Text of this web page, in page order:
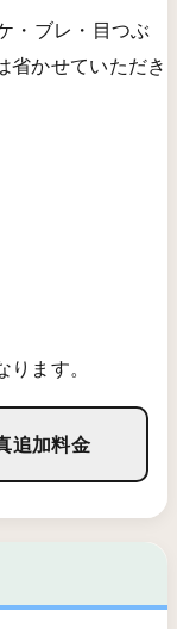
・ブレ・目つぶ
省かせていただき
ます。
追加料金